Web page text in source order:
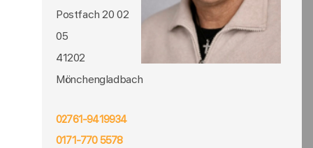
Postfach 20 02
05
41202
Mönchengladbach
02761-9419934
0171-770 5578